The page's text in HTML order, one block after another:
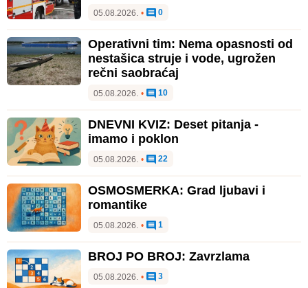
05.08.2026. • 0
Operativni tim: Nema opasnosti od
nestašica struje i vode, ugrožen
rečni saobraćaj
05.08.2026. • 10
DNEVNI KVIZ: Deset pitanja -
imamo i poklon
05.08.2026. • 22
OSMOSMERKA: Grad ljubavi i
romantike
05.08.2026. • 1
BROJ PO BROJ: Zavrzlama
05.08.2026. • 3